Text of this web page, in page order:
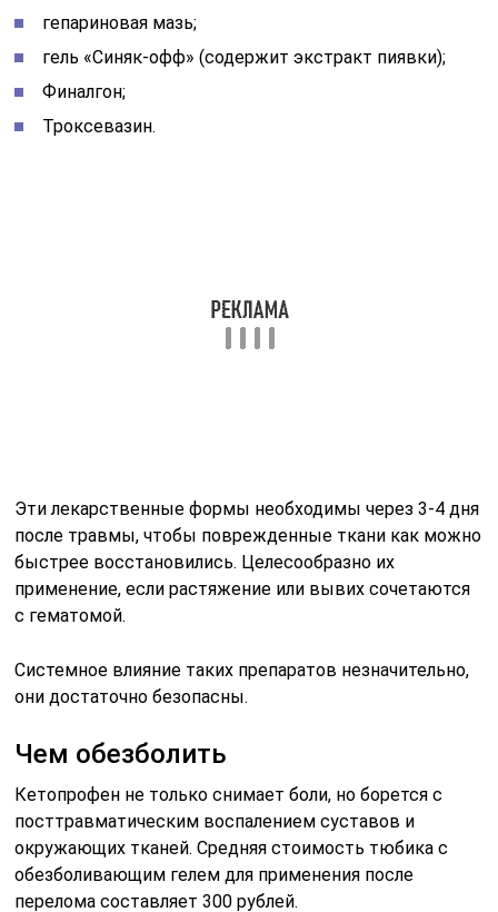
гепариновая мазь;
гель «Синяк-офф» (содержит экстракт пиявки);
Финалгон;
Троксевазин.
Эти лекарственные формы необходимы через 3-4 дня
после травмы, чтобы поврежденные ткани как можно
быстрее восстановились. Целесообразно их
применение, если растяжение или вывих сочетаются
с гематомой.
Системное влияние таких препаратов незначительно,
они достаточно безопасны.
Чем обезболить
Кетопрофен не только снимает боли, но борется с
посттравматическим воспалением суставов и
окружающих тканей. Средняя стоимость тюбика с
обезболивающим гелем для применения после
перелома составляет 300 рублей.